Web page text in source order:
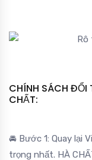
CHÍNH SÁCH ĐỔI
CHẤT:
🚘 Bước 1: Quay lại
trọng nhất. HÀ